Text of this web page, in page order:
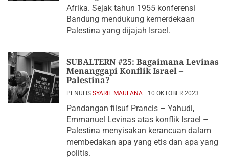
Afrika. Sejak tahun 1955 konferensi
Bandung mendukung kemerdekaan
Palestina yang dijajah Israel.
SUBALTERN #25: Bagaimana Levinas
Menanggapi Konflik Israel –
Palestina?
PENULIS SYARIF MAULANA 10 OKTOBER 2023
Pandangan filsuf Prancis – Yahudi,
Emmanuel Levinas atas konflik Israel –
Palestina menyisakan kerancuan dalam
membedakan apa yang etis dan apa yang
politis.